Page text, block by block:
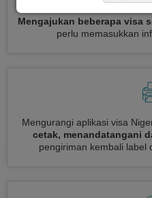
Mengajukan beberapa visa
perlu memasukkan
Mengurangi aplikasi visa
cetak, menandatangani
pengiriman kembali label